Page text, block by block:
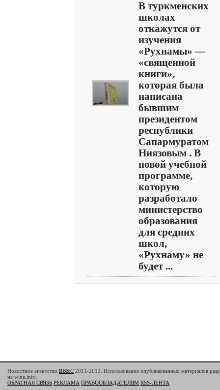
В туркменских
школах
откажутся от
изучения
«Рухнамы» —
«священной
книги»,
которая была
написана
бывшим
президентом
республики
Сапармуратом
Ниязовым . В
новой учебной
программе,
которую
разработало
министерство
образования
для средних
школ,
«Рухнаму» не
будет ...
Новостное агентство BB&C 2011-2013. Использование опубликованных материалов
на wlna.info.
ОБРАТНАЯ СВЯЗЬ РЕКЛАМА ПРАВООБЛАДАТЕЛЯМ RSS-ЛЕНТА